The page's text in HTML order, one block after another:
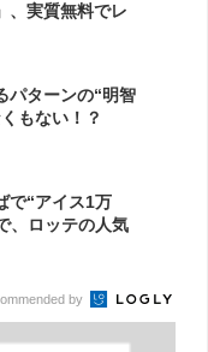
、実質無料でレ
パターンの“明智
もない！？
で“アイス1万
、ロッテの人気
by